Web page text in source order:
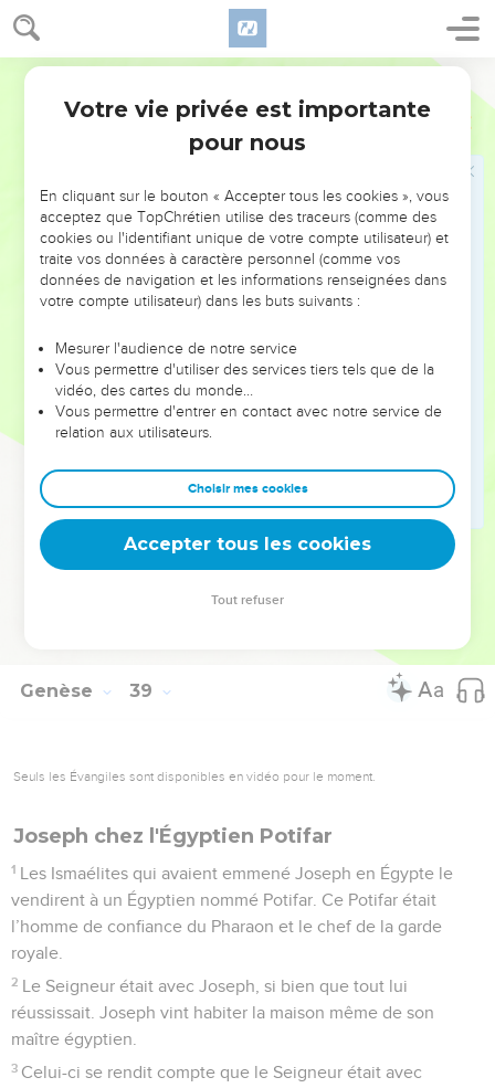
Genèse 38
« Ta belle-fille Tamar s’est prostituée ; la voilà enceinte. » –
« Qu’on l’emmène, ordonna Juda, et qu’on la brûle vive ! »
« Regarde ces objets. Ce cachet personnel, ce cordon et ce
bâton appartiennent à l’homme dont je suis enceinte. Tâche
Juda reconnut les objets et déclara : « Elle a respecté la loi
mieux que moi. C’est vrai ! J’aurais dû la donner pour femme
à mon fils Chéla et je ne l’ai pas fait. » Juda n’eut jamais plus
de relations sexuelles avec elle.
Au moment de l’accouchement on s’aperçut qu’elle avait
des jumeaux.
L’un d’eux sortit alors un bras. La sage-femme le saisit et y
attacha un fil rouge. « Celui-ci est le premier-né », dit-elle.
Mais l’enfant retira son bras et son frère vint au monde. La
Juda l’appela donc Pérès – ce qui veut dire “Brèche” –.
Puis l’autre enfant vint au monde, avec le fil rouge au bras,
et Juda l’appela Zéra.
© Société biblique française – Bibli’O, 1997, avec autorisation. Pour vous procurer
Genèse 39
Seuls les Évangiles sont disponibles en vidéo pour le moment.
Joseph chez l'Égyptien Potifar
1 Les Ismaélites qui avaient emmené Joseph en Égypte le
vendirent à un Égyptien nommé Potifar. Ce Potifar était
l’homme de confiance du Pharaon et le chef de la garde
royale.
2 Le Seigneur était avec Joseph, si bien que tout lui
réussissait. Joseph vint habiter la maison même de son
maître égyptien.
3 Celui-ci se rendit compte que le Seigneur était avec
Votre vie privée est importante
pour nous
En cliquant sur le bouton « Accepter tous les cookies », vous
acceptez que TopChrétien utilise des traceurs (comme des
cookies ou l'identifiant unique de votre compte utilisateur) et
traite vos données à caractère personnel (comme vos
données de navigation et les informations renseignées dans
votre compte utilisateur) dans les buts suivants :
Mesurer l'audience de notre service
Vous permettre d'utiliser des services tiers tels que de la
vidéo, des cartes du monde…
Vous permettre d'entrer en contact avec notre service de
relation aux utilisateurs.
Choisir mes cookies
Accepter tous les cookies
Tout refuser